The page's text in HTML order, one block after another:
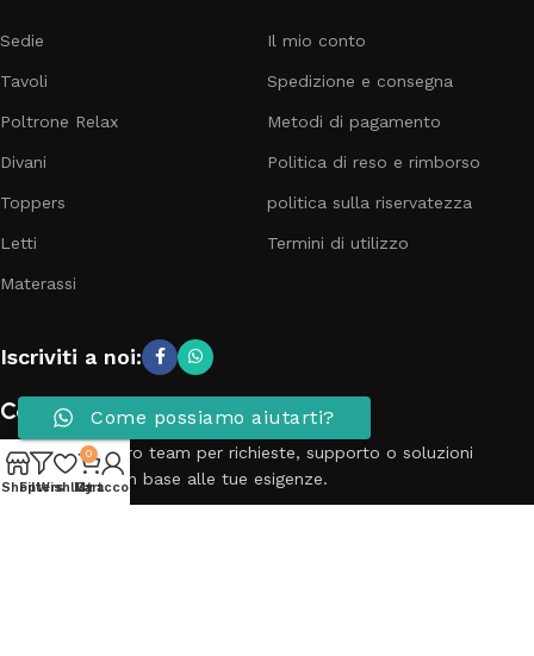
Sedie
Tavoli
Poltrone Relax
Divani
Toppers
Letti
Materassi
Il mio conto
Spedizione e consegna
Metodi di pagamento
Politica di reso e rimborso
politica sulla riservatezza
Termini di utilizzo
Iscriviti a noi:
Contattaci
Contatta il nostro team per richieste, supporto o soluzioni
personalizzate in base alle tue esigenze.
ShopFilters
Wishlist
0
Cart
My account
Come possiamo aiutarti?